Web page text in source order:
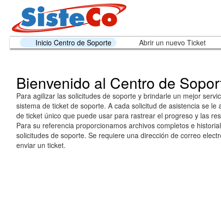
Inicio Centro de Soporte Abrir un nuevo Ticket
Bienvenido al Centro de
Para agilizar las solicitudes de soporte y brindarle un mejor
sistema de ticket de soporte. A cada solicitud de asistencia se le
de ticket único que puede usar para rastrear el progreso y las
Para su referencia proporcionamos archivos completos e
solicitudes de soporte. Se requiere una dirección de correo
enviar un ticket.